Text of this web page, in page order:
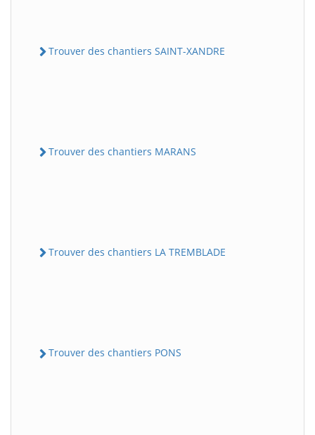
Trouver des chantiers SAINT-XANDRE
Trouver des chantiers MARANS
Trouver des chantiers LA TREMBLADE
Trouver des chantiers PONS